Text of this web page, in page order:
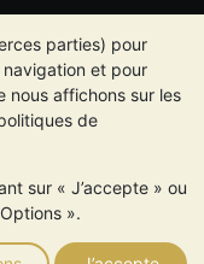
parties) pour
et pour
nous affichons sur les
de
sur « J’accepte » ou
».peut aussi
historiques ne